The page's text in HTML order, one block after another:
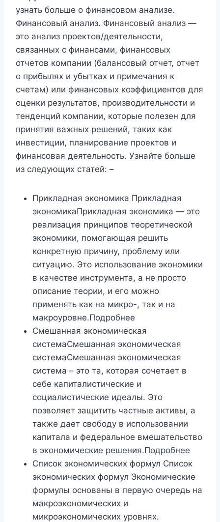
узнать больше о финансовом анализе.
Финансовый анализ. Финансовый анализ —
это анализ проектов/деятельности,
связанных с финансами, финансовых
отчетов компании (балансовый отчет, отчет
о прибылях и убытках и примечания к
счетам) или финансовых коэффициентов для
оценки результатов, производительности и
тенденций компании, которые полезен для
принятия важных решений, таких как
инвестиции, планирование проектов и
финансовая деятельность. Узнайте больше
из следующих статей: –
Прикладная экономика Прикладная
экономикаПрикладная экономика — это
реализация принципов теоретической
экономики, помогающая решить
конкретную причину, проблему или
ситуацию. Это использование экономики
в качестве инструмента, а не просто
описание теории, и его можно
применять как на микро-, так и на
макроуровне.Подробнее
Смешанная экономическая
системаСмешанная экономическая
системаСмешанная экономическая
система – это та, которая сочетает в
себе капиталистические и
социалистические идеалы. Это
позволяет защитить частные активы, а
также дает свободу в использовании
капитала и федеральное вмешательство
в экономические решения.Подробнее
Список экономических формул Список
экономических формул Экономические
формулы основаны в первую очередь на
макроэкономических и
микроэкономических уровнях.